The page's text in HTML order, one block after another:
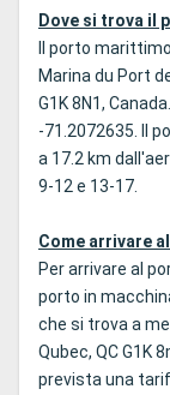
Dove si trova il
Il porto
Marina du Port
G1K 8N1,
-71.2072635. Il
a 17.2 km
9-12 e 13-17.
Come arrivare
Per arrivare al
porto in
che si trova a
Qubec, QC G1K
prevista una